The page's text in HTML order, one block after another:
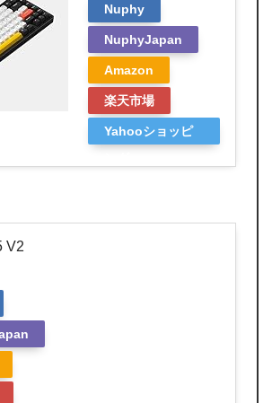
Nuphy
NuphyJapan
Amazon
楽天市場
Yahooショッピ
V2